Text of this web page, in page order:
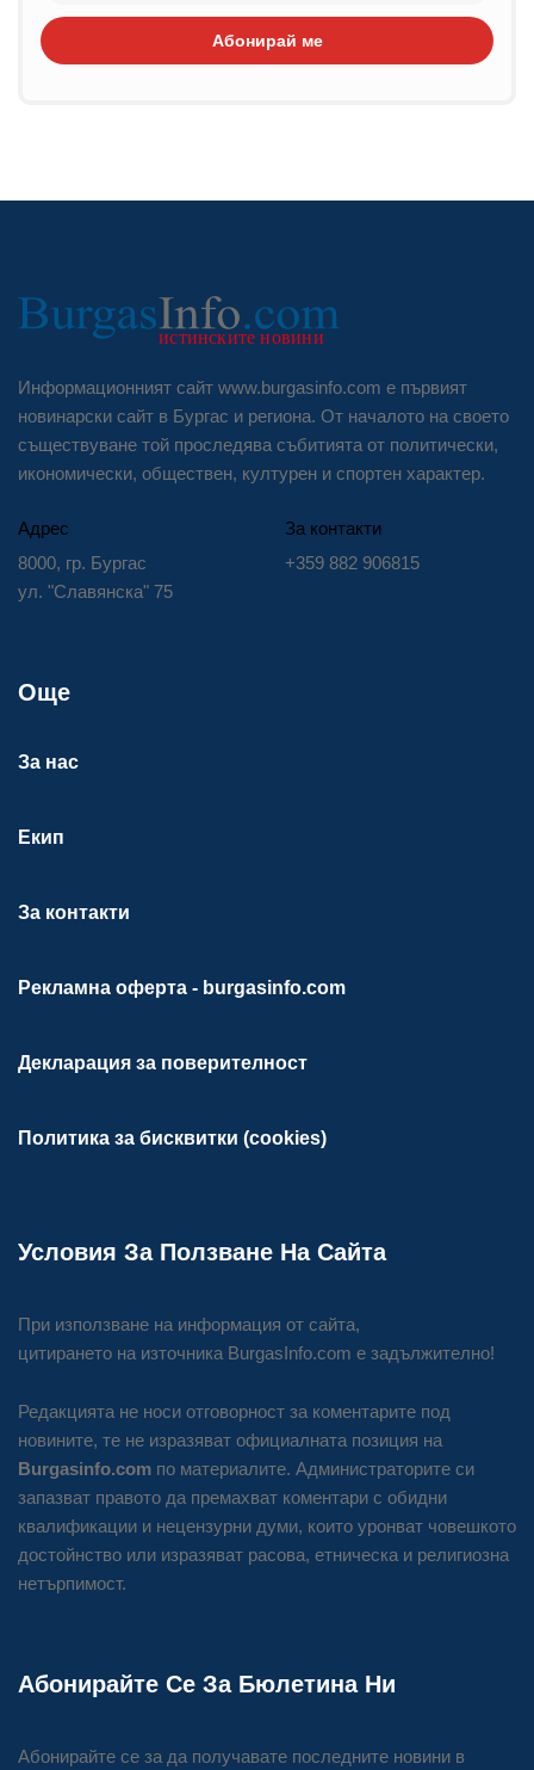
Абонирай ме
Информационният сайт www.burgasinfo.com е първият
новинарски сайт в Бургас и региона. От началото на своето
съществуване той проследява събитията от политически,
икономически, обществен, културен и спортен характер.
Адрес
8000, гр. Бургас
ул. "Славянска" 75
За контакти
+359 882 906815
Още
За нас
Екип
За контакти
Рекламна оферта - burgasinfo.com
Декларация за поверителност
Политика за бисквитки (cookies)
Условия За Ползване На Сайта
При използване на информация от сайта,
цитирането на източника BurgasInfo.com е задължително!
Редакцията не носи отговорност за коментарите под
новините, те не изразяват официалната позиция на
Burgasinfo.com по материалите. Администраторите си
запазват правото да премахват коментари с обидни
квалификации и нецензурни думи, които уронват човешкото
достойнство или изразяват расова, етническа и религиозна
нетърпимост.
Абонирайте Се За Бюлетина Ни
Абонирайте се за да получавате последните новини в